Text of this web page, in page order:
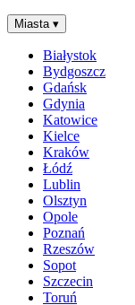
Miasta ▾
Białystok
Bydgoszcz
Gdańsk
Gdynia
Katowice
Kielce
Kraków
Łódź
Lublin
Olsztyn
Opole
Poznań
Rzeszów
Sopot
Szczecin
Toruń